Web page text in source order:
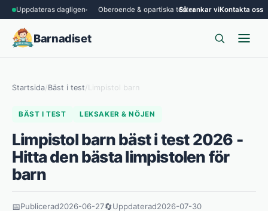
Uppdateras dagligen Oberoende & opartiska testerSå rankar viKontakta oss
Barnadiset
Startsida/Bäst i test/ Limpistol barn
BÄST I TEST LEKSAKER & NÖJEN
Limpistol barn bäst i test 2026 -
Hitta den bästa limpistolen för
barn
📅Publicerad2026-06-27🔄Uppdaterad2026-07-30